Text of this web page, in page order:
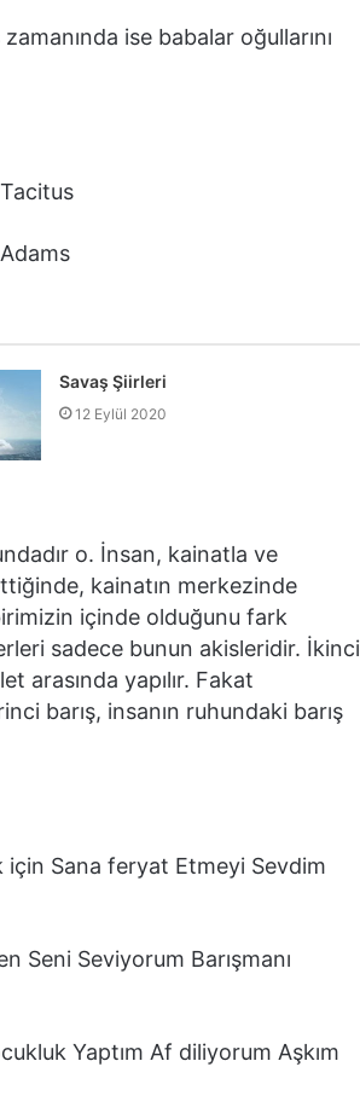
ise babalar oğullarını
Savaş Şiirleri
12 Eylül 2020
o. İnsan, kainatla ve
kainatın merkezinde
içinde olduğunu fark
sadece bunun akisleridir. İkinci
arasında yapılır. Fakat
barış, insanın ruhundaki barış
için Sana feryat Etmeyi Sevdim
Seni Seviyorum Barışmanı
Yaptım Af diliyorum Aşkım